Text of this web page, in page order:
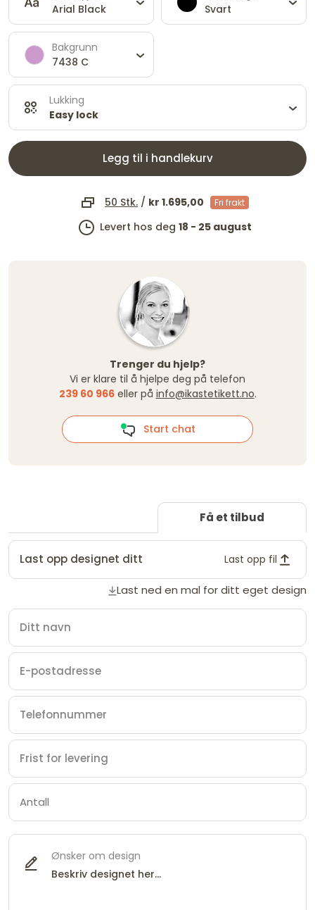
Arial Black
Svart
Bakgrunn
7438 C
Lukking
Easy lock
Legg til i handlekurv
50 Stk. / kr 1.695,00 Fri frakt
Levert hos deg 18 - 25 august
Trenger du hjelp?
Vi er klare til å hjelpe deg på telefon
239 60 966 eller på info@ikastetikett.no.
Start chat
Få et tilbud
Last opp designet ditt Last opp fil
Last ned en mal for ditt eget design
Ønsker om design